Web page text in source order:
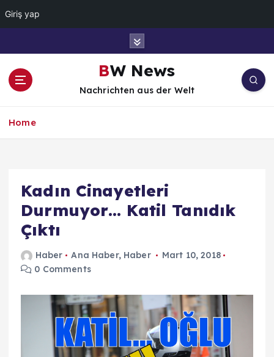
Giriş yap
BW News
Nachrichten aus der Welt
Home
Kadın Cinayetleri
Durmuyor… Katil Tanıdık
Çıktı
Haber Ana Haber, Haber
Mart 10, 2018
0 Comments